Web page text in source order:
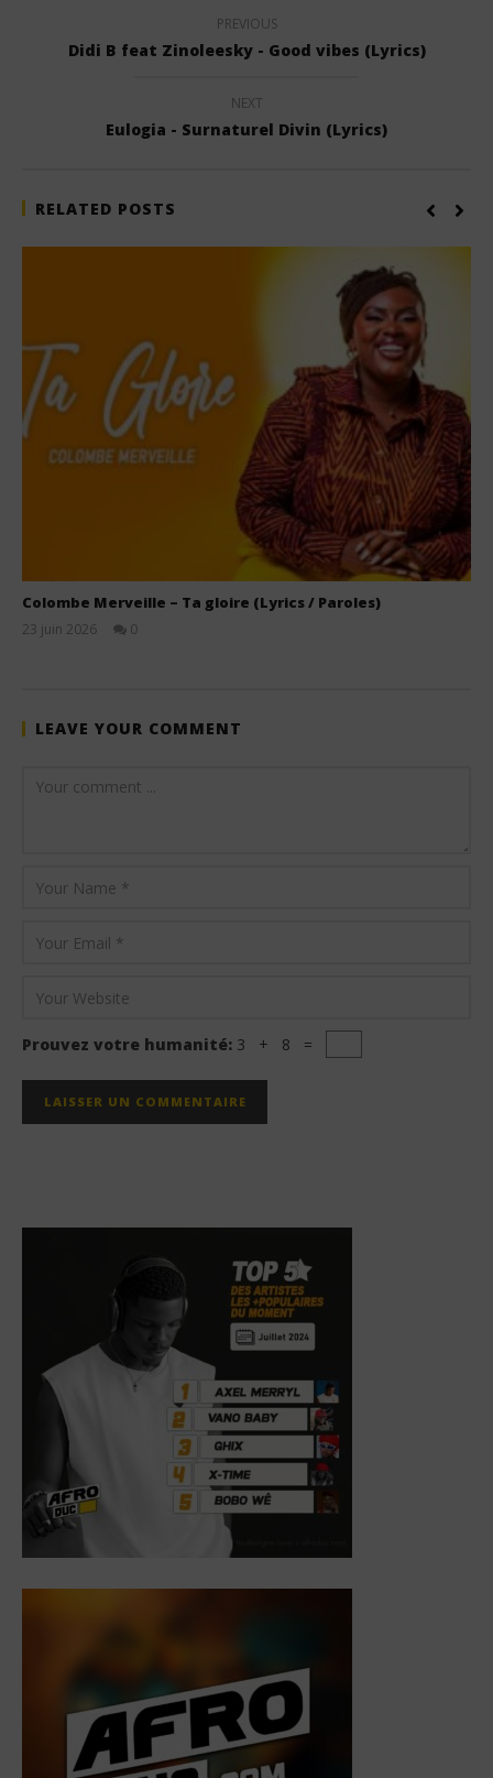
PREVIOUS
Didi B feat Zinoleesky - Good vibes (Lyrics)
NEXT
Eulogia - Surnaturel Divin (Lyrics)
RELATED POSTS
Colombe Merveille – Ta gloire (Lyrics / Paroles)
23 juin 2026
0
LEAVE YOUR COMMENT
Prouvez votre humanité: 3 + 8 =